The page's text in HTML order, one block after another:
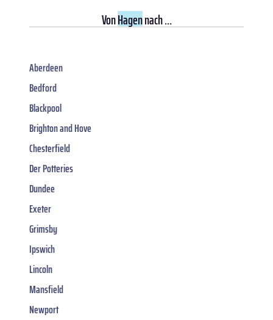
VonHagennach ...
Aberdeen
Bedford
Blackpool
Brighton and Hove
Chesterfield
Der Potteries
Dundee
Exeter
Grimsby
Ipswich
Lincoln
Mansfield
Newport